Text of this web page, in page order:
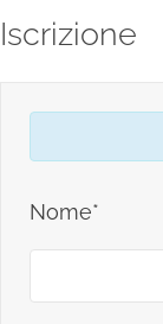
Iscrizione
Nome*